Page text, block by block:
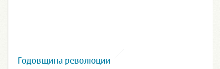
Годовщина революции